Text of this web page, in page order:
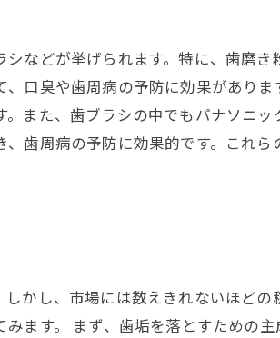
などが挙げられます。特に、歯磨き
口臭や歯周病の予防に効果があり
また、歯ブラシの中でもパナソニ
歯周病の予防に効果的です。これ
かし、市場には数えきれないほどの
ます。 まず、歯垢を落とすための